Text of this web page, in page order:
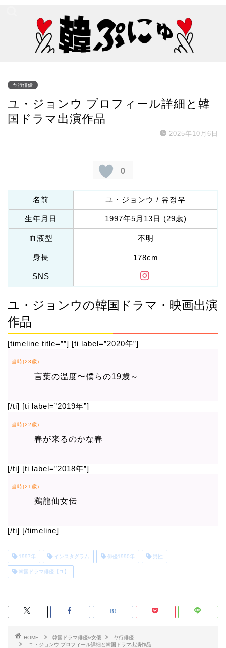
ヤ行俳優
ユ・ジョンウ プロフィール詳細と韓
国ドラマ出演作品
2025年10月6日
0
名前 ユ・ジョンウ / 유정우
生年月日 1997年5月13日 (29歳)
血液型 不明
身長 178cm
SNS
ユ・ジョンウの韓国ドラマ・映画出演
作品
[timeline title=””] [ti label=”2020年”]
当時(23歳)
言葉の温度〜僕らの19歳～
[/ti] [ti label=”2019年”]
当時(22歳)
春が来るのかな春
[/ti] [ti label=”2018年”]
当時(21歳)
鶏龍仙女伝
[/ti] [/timeline]
1997年 インスタグラム 俳優1990年 男性
韓国ドラマ俳優【ユ】
HOME 韓国ドラマ俳優&女優
ヤ行俳優
ユ・ジョンウ プロフィール詳細と韓国ドラマ出演作品